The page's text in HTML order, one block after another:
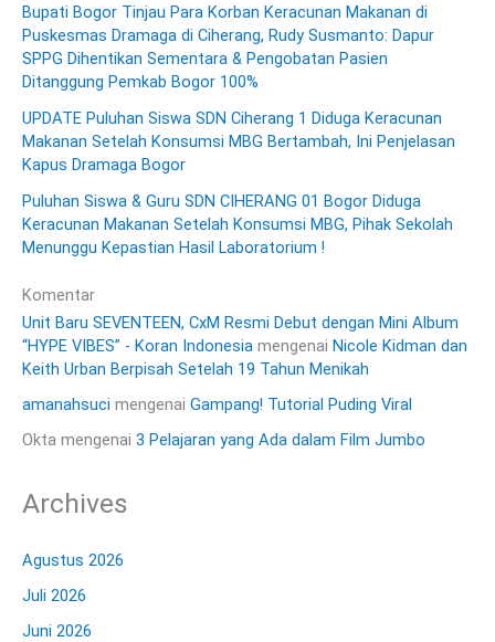
Bupati Bogor Tinjau Para Korban Keracunan Makanan di
Puskesmas Dramaga di Ciherang, Rudy Susmanto: Dapur
SPPG Dihentikan Sementara & Pengobatan Pasien
Ditanggung Pemkab Bogor 100%
UPDATE Puluhan Siswa SDN Ciherang 1 Diduga Keracunan
Makanan Setelah Konsumsi MBG Bertambah, Ini Penjelasan
Kapus Dramaga Bogor
Puluhan Siswa & Guru SDN CIHERANG 01 Bogor Diduga
Keracunan Makanan Setelah Konsumsi MBG, Pihak Sekolah
Menunggu Kepastian Hasil Laboratorium !
Komentar
Unit Baru SEVENTEEN, CxM Resmi Debut dengan Mini Album
“HYPE VIBES” - Koran Indonesia mengenai Nicole Kidman dan
Keith Urban Berpisah Setelah 19 Tahun Menikah
amanahsuci mengenai Gampang! Tutorial Puding Viral
Okta mengenai 3 Pelajaran yang Ada dalam Film Jumbo
Archives
Agustus 2026
Juli 2026
Juni 2026